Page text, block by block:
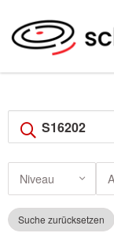
Niveau
Suche zurücksetzen